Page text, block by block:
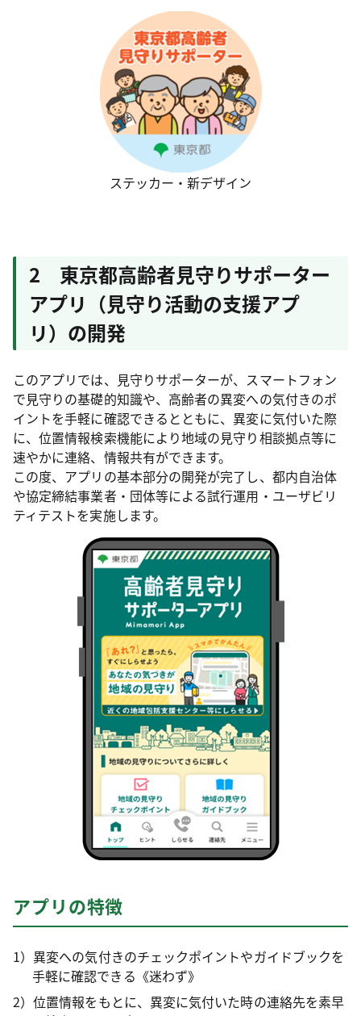
ステッカー・新デザイン
2 東京都高齢者見守りサポーター
アプリ（見守り活動の支援アプ
リ）の開発
このアプリでは、見守りサポーターが、スマートフォン
で見守りの基礎的知識や、高齢者の異変への気付きのポ
イントを手軽に確認できるとともに、異変に気付いた際
に、位置情報検索機能により地域の見守り相談拠点等に
速やかに連絡、情報共有ができます。
この度、アプリの基本部分の開発が完了し、都内自治体
や協定締結事業者・団体等による試行運用・ユーザビリ
ティテストを実施します。
アプリの特徴
1）異変への気付きのチェックポイントやガイドブックを
手軽に確認できる《迷わず》
2）位置情報をもとに、異変に気付いた時の連絡先を素早